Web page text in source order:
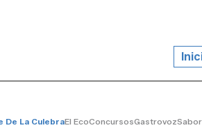
De La CulebraEl EcoConcursosGastrovoz